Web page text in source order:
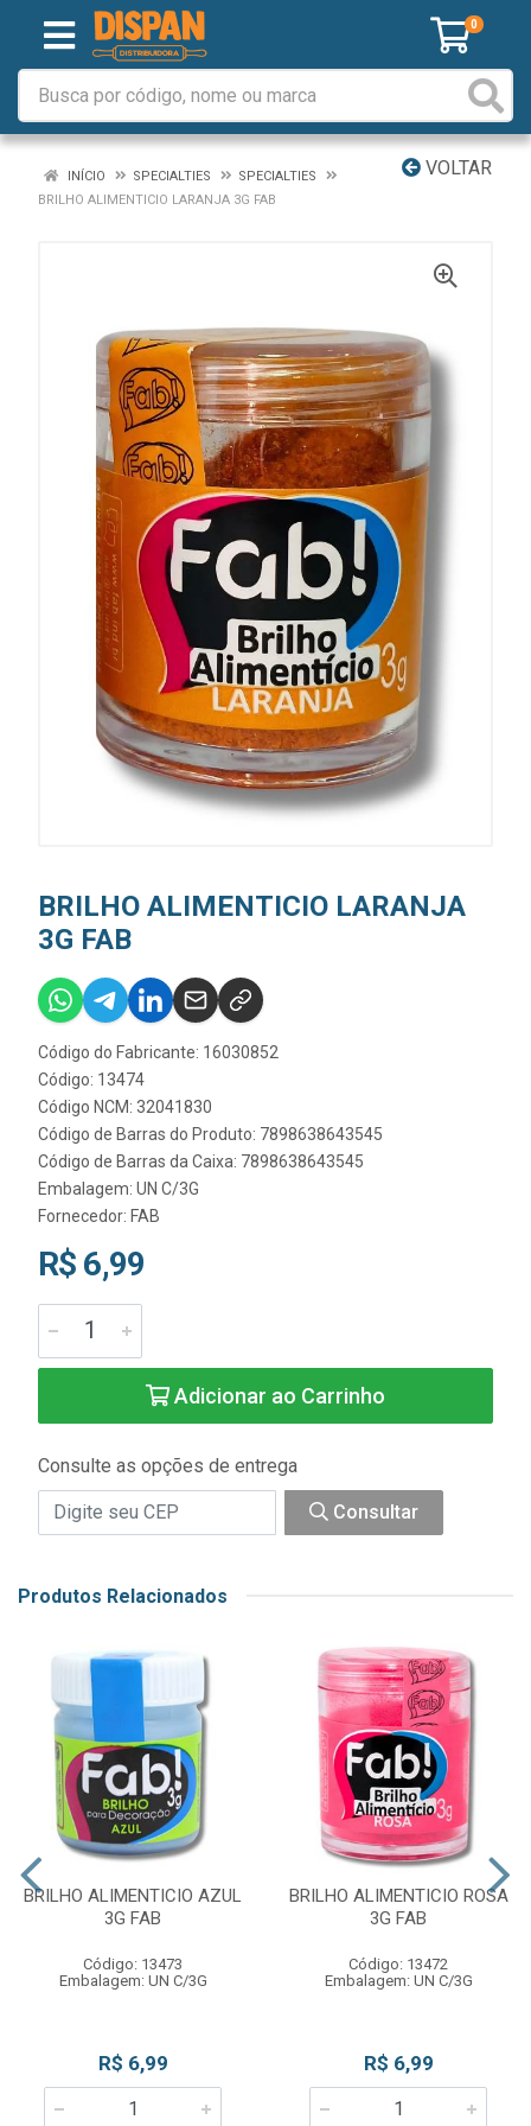
0
VOLTAR
INÍCIO SPECIALTIES
SPECIALTIES
BRILHO ALIMENTICIO LARANJA 3G FAB
BRILHO ALIMENTICIO LARANJA
3G FAB
Código do Fabricante: 16030852
Código: 13474
Código NCM: 32041830
Código de Barras do Produto: 7898638643545
Código de Barras da Caixa: 7898638643545
Embalagem: UN C/3G
Fornecedor: FAB
R$ 6,99
Adicionar ao Carrinho
Consulte as opções de entrega
Consultar
Produtos Relacionados
BRILHO ALIMENTICIO AZUL
3G FAB
Código: 13473
Embalagem: UN C/3G
R$ 6,99
BRILHO ALIMENTICIO ROSA
3G FAB
Código: 13472
Embalagem: UN C/3G
R$ 6,99